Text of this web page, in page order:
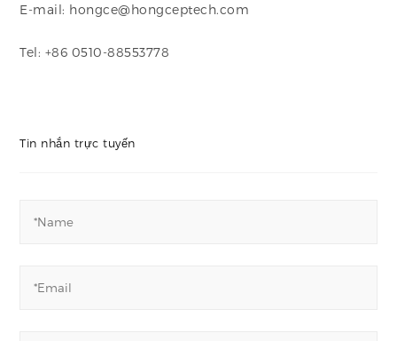
E-mail: hongce@hongceptech.com
Tel: +86 0510-88553778
Tin nhắn trực tuyến